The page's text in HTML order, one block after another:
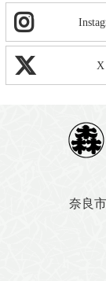
X
奈良